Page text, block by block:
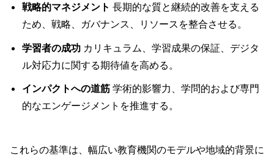
戦略的マネジメント 長期的な質と継続的改善を支える
ため、戦略、ガバナンス、リソースを整合させる。
学習者の成功 カリキュラム、学習成果の保証、デジタ
ル対応力に関する期待値を高める。
インパクトへの道筋 学術的影響力、学問的および専門
的なエンゲージメントを推進する。
これらの基準は、幅広い教育機関のモデルや地域的背景に